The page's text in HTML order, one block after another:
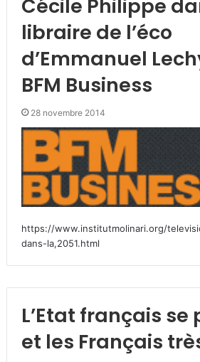
Cécile Philippe
libraire de l’éco
d’Emmanuel
BFM Business
28 novembre 2014
https://www.institutmolinari.org/
dans-la,2051.html
L’Etat français se
et les Français